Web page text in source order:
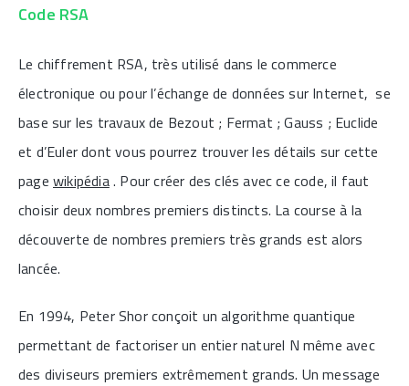
Code RSA
Le chiffrement RSA, très utilisé dans le commerce
électronique ou pour l’échange de données sur Internet, se
base sur les travaux de Bezout ; Fermat ; Gauss ; Euclide
et d’Euler dont vous pourrez trouver les détails sur cette
page wikipédia. Pour créer des clés avec ce code, il faut
choisir deux nombres premiers distincts. La course à la
découverte de nombres premiers très grands est alors
lancée.
En 1994, Peter Shor conçoit un algorithme quantique
permettant de factoriser un entier naturel N même avec
des diviseurs premiers extrêmement grands. Un message